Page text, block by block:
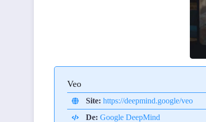
Veo
Site: https://deepmind.google/veo
De: Google DeepMind